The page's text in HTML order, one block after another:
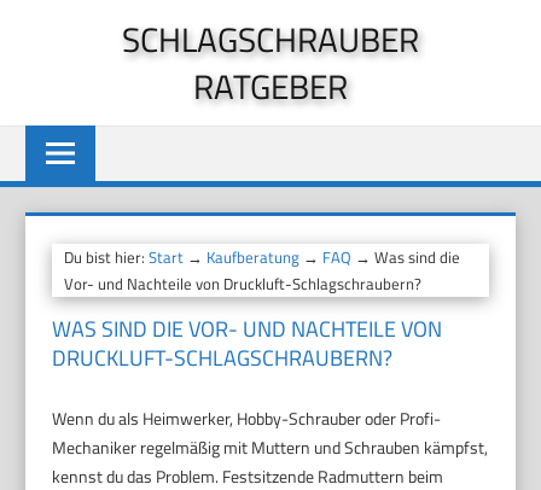
SCHLAGSCHRAUBER
RATGEBER
Du bist hier:Start → Kaufberatung → FAQ → Was sind die
Vor- und Nachteile von Druckluft-Schlagschraubern?
WAS SIND DIE VOR- UND NACHTEILE VON
DRUCKLUFT-SCHLAGSCHRAUBERN?
Wenn du als Heimwerker, Hobby-Schrauber oder Profi-
Mechaniker regelmäßig mit Muttern und Schrauben kämpfst,
kennst du das Problem. Festsitzende Radmuttern beim